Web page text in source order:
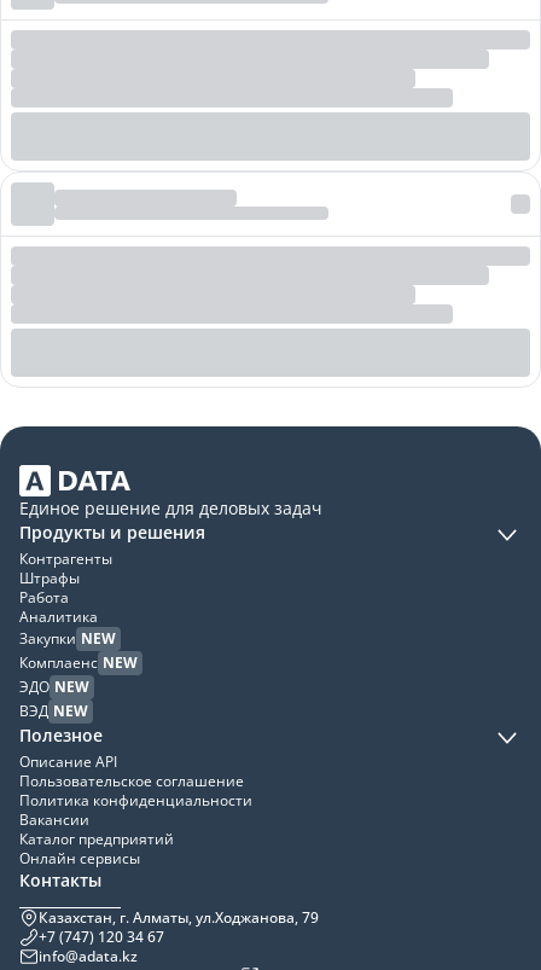
Единое решение для деловых задач
Продукты и решения
Контрагенты
Штрафы
Работа
Аналитика
Закупки NEW
Комплаенс NEW
ЭДО NEW
ВЭД NEW
Полезное
Описание API
Пользовательское соглашение
Политика конфиденциальности
Вакансии
Каталог предприятий
Онлайн сервисы
Контакты
Казахстан, г. Алматы, ул.Ходжанова, 79
+7 (747) 120 34 67
info@adata.kz